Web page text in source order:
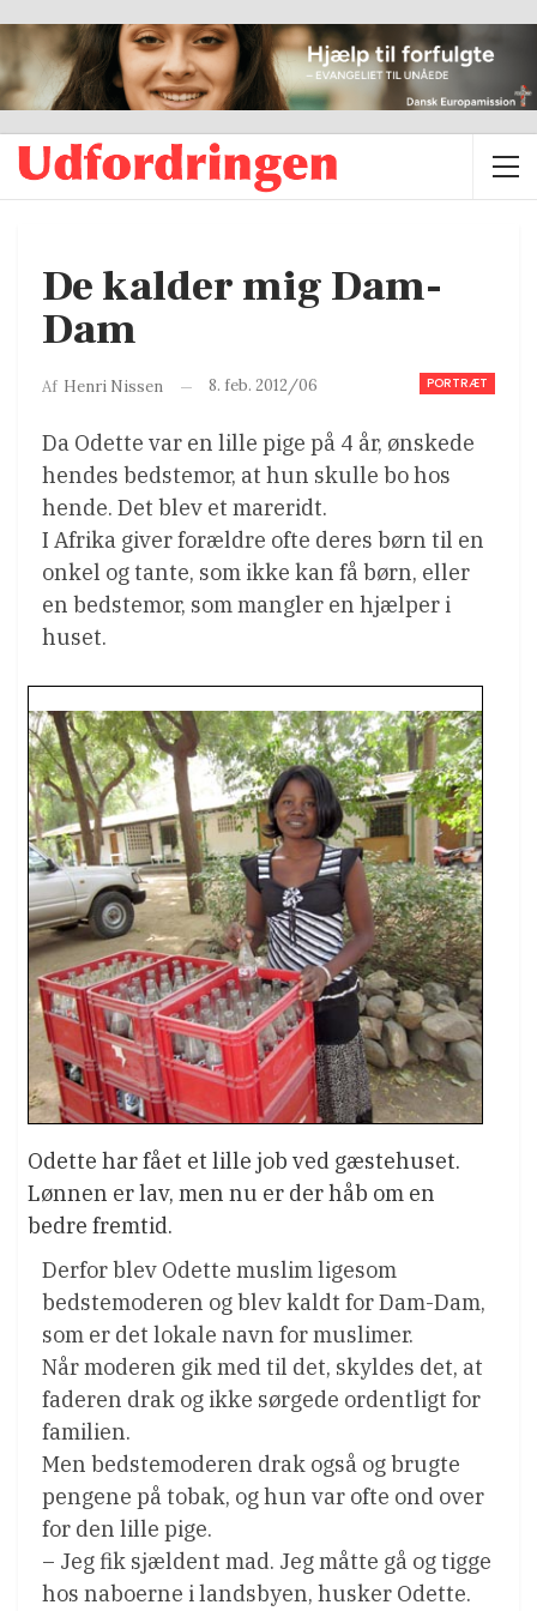
De kalder mig Dam-
Dam
PORTRÆT
Af Henri Nissen 8. feb. 2012/06
Da Odette var en lille pige på 4 år, ønskede
hendes bedstemor, at hun skulle bo hos
hende. Det blev et mareridt.
I Afrika giver forældre ofte deres børn til en
onkel og tante, som ikke kan få børn, eller
en bedstemor, som mangler en hjælper i
huset.
Odette har fået et lille job ved gæstehuset.
Lønnen er lav, men nu er der håb om en
bedre fremtid.
Derfor blev Odette muslim ligesom
bedstemoderen og blev kaldt for Dam-Dam,
som er det lokale navn for muslimer.
Når moderen gik med til det, skyldes det, at
faderen drak og ikke sørgede ordentligt for
familien.
Men bedstemoderen drak også og brugte
pengene på tobak, og hun var ofte ond over
for den lille pige.
– Jeg fik sjældent mad. Jeg måtte gå og tigge
hos naboerne i landsbyen, husker Odette.